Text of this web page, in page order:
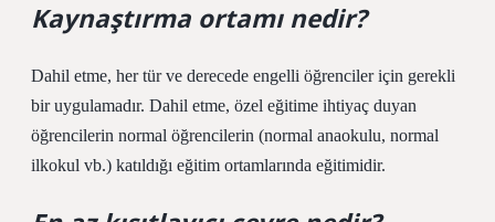
Kaynaştırma ortamı nedir?
Dahil etme, her tür ve derecede engelli öğrenciler için gerekli
bir uygulamadır. Dahil etme, özel eğitime ihtiyaç duyan
öğrencilerin normal öğrencilerin (normal anaokulu, normal
ilkokul vb.) katıldığı eğitim ortamlarında eğitimidir.